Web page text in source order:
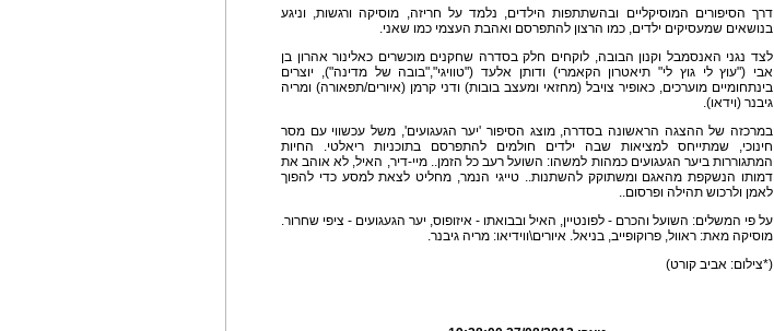
דרך הסיפורים המוסיקליים ובהשתתפות הילדים, נלמד על חריזה, מוסיקה ורגשות, וניגע
בנושאים שמעסיקים ילדים, כמו הרצון להתפרסם ואהבת העצמי כמו שאני.
לצד נגני האנסמבל וקנון הבובה, לוקחים חלק בסדרה שחקנים מוכשרים כאלינור אהרון בן
אבי ("עוץ לי גוץ לי" תיאטרון הקאמרי) ודותן אלעד ("טוויגי","בובה של מדינה"), יוצרים
בינתחומיים מוערכים, כאופיר צויבל (מחזאי ומעצב בובות) ודני קרמן (איורים/תפאורה) ומריה
גיבנר (וידאו).
במרכזה של ההצגה הראשונה בסדרה, מוצג הסיפור 'יער הגעגועים', משל עכשווי עם מסר
חינוכי, שמתייחס למציאות שבה ילדים חולמים להתפרסם בתוכניות ריאלטי. החיות
המתגוררות ביער הגעגועים כמהות למשהו: השועל רעב כל הזמן.. מיי-דיר, האיל, לא אוהב את
דמותו הנשקפת מהאגם ומשתוקק להשתנות.. טייגי הנמר, מחליט לצאת למסע כדי להפוך
לאמן ולרכוש תהילה ופרסום..
על פי המשלים: השועל והכרם - לפונטיין, האיל ובבואתו - איזופוס, יער הגעגועים - ציפי שחרור.
מוסיקה מאת: ראוול, פרוקופייב, בניאל. איורים\ווידיאו: מריה גיבנר.
(*צילום: אביב קורט)